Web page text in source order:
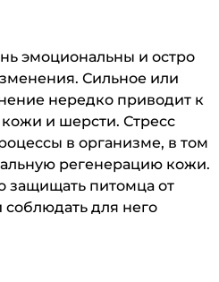
эмоциональны и остро
Сильное или
нередко приводит к
и шерсти. Стресс
в организме, в том
регенерацию кожи.
защищать питомца от
соблюдать для него